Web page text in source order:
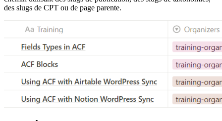
des slugs de CPT ou de page parente.